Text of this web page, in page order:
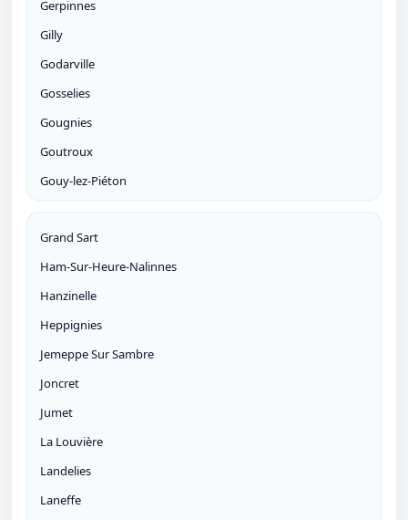
Gerpinnes
Gilly
Godarville
Gosselies
Gougnies
Goutroux
Gouy-lez-Piéton
Grand Sart
Ham-Sur-Heure-Nalinnes
Hanzinelle
Heppignies
Jemeppe Sur Sambre
Joncret
Jumet
La Louvière
Landelies
Laneffe